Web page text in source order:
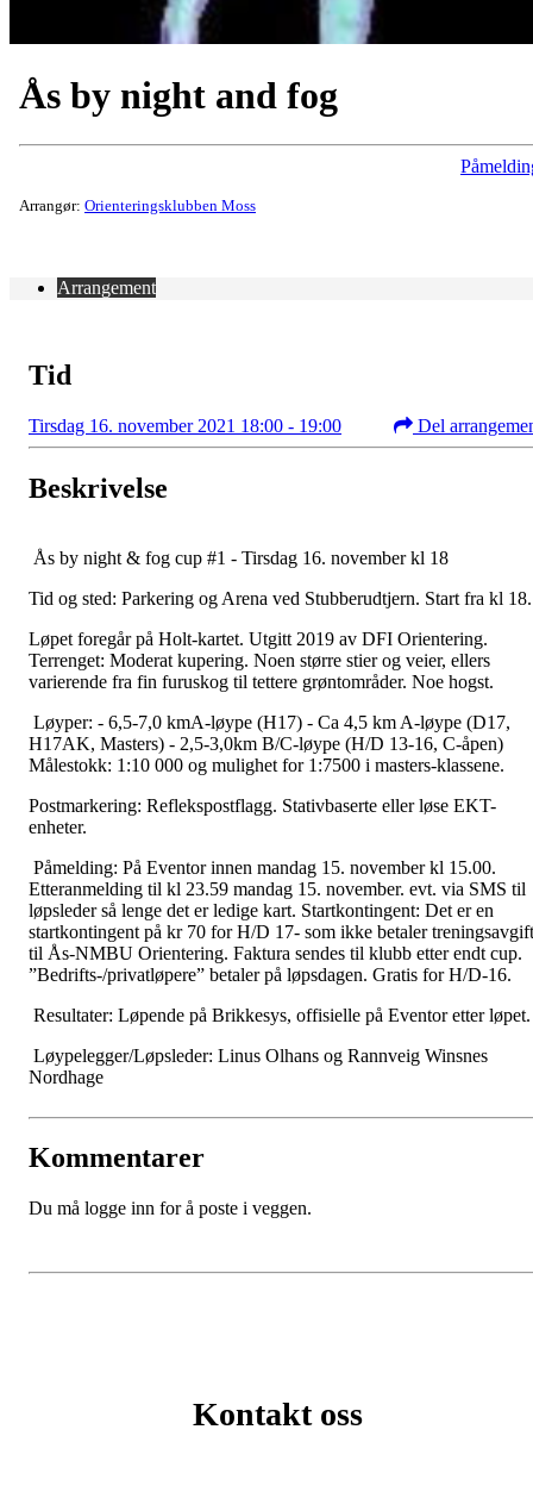
Ås by night and fog
Arrangør: Orienteringsklubben Moss
Arrangement
Tid
Tirsdag 16. november 2021 18:00 - 19:00 Del
Beskrivelse
Ås by night & fog cup #1 - Tirsdag 16. november kl 18
Tid og sted: Parkering og Arena ved Stubberudtjern. Start fra kl
Løpet foregår på Holt-kartet. Utgitt 2019 av DFI Orientering.
Terrenget: Moderat kupering. Noen større stier og veier, ellers
varierende fra fin furuskog til tettere grøntområder. Noe hogst.
Løyper: - 6,5-7,0 kmA-løype (H17) - Ca 4,5 km A-løype (D17,
H17AK, Masters) - 2,5-3,0km B/C-løype (H/D 13-16, C-åpen)
Målestokk: 1:10 000 og mulighet for 1:7500 i masters-klassene.
Postmarkering: Reflekspostflagg. Stativbaserte eller løse EKT-
enheter.
Påmelding: På Eventor innen mandag 15. november kl 15.00.
Etteranmelding til kl 23.59 mandag 15. november. evt. via SMS til
løpsleder så lenge det er ledige kart. Startkontingent: Det er en
startkontingent på kr 70 for H/D 17- som ikke betaler treningsavgift
til Ås-NMBU Orientering. Faktura sendes til klubb etter endt cup.
”Bedrifts-/privatløpere” betaler på løpsdagen. Gratis for H/D-16.
Resultater: Løpende på Brikkesys, offisielle på Eventor etter løpet.
Løypelegger/Løpsleder: Linus Olhans og Rannveig Winsnes
Nordhage
Kommentarer
Du må logge inn for å poste i veggen.
Kontakt oss